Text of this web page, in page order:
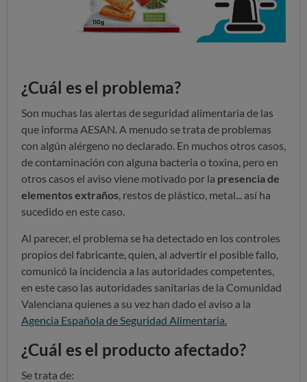
¿Cuál es el problema?
Son muchas las alertas de seguridad alimentaria de las
que informa AESAN. A menudo se trata de problemas
con algún alérgeno no declarado. En muchos otros casos,
de contaminación con alguna bacteria o toxina, pero en
otros casos el aviso viene motivado por la presencia de
elementos extraños , restos de plástico, metal... así ha
sucedido en este caso.
Al parecer, el problema se ha detectado en los controles
propios del fabricante, quien, al advertir el posible fallo,
comunicó la incidencia a las autoridades competentes,
en este caso las autoridades sanitarias de la Comunidad
Valenciana quienes a su vez han dado el aviso a la
Agencia Española de Seguridad Alimentaria.
¿Cuál es el producto afectado?
Se trata de: